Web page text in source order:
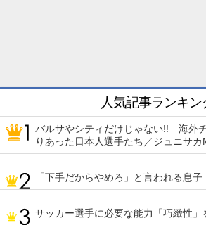
人気記事ランキン
バルサやシティだけじゃない!! 海外
りあった日本人選手たち／ジュニサカ
「下手だからやめろ」と言われる息子
サッカー選手に必要な能力「巧緻性」